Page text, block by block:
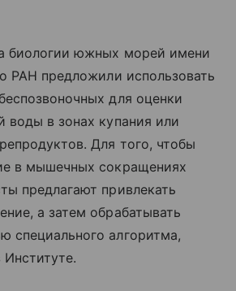
биологии южных морей имени
РАН предложили использовать
для оценки
воды в зонах купания или
Для того, чтобы
в мышечных сокращениях
предлагают привлекать
а затем обрабатывать
специального алгоритма,
Институте.